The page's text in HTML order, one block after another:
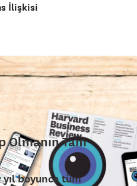
İlişkisi
Olmanın Tam
boyunca tüm